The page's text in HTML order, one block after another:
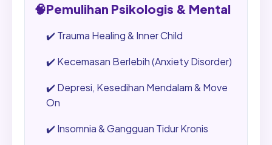
🧠Pemulihan Psikologis & Mental
✔️ Trauma Healing & Inner Child
✔️ Kecemasan Berlebih (Anxiety Disorder)
✔️ Depresi, Kesedihan Mendalam & Move
On
✔️ Insomnia & Gangguan Tidur Kronis